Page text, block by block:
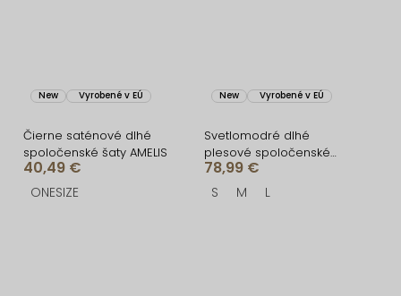
New Vyrobené v EÚ
Čierne saténové dlhé
spoločenské šaty AMELIS
40,49 €
ONESIZE
New Vyrobené v EÚ
Svetlomodré dlhé
plesové spoločenské
šaty CELLINES
78,99 €
S M L